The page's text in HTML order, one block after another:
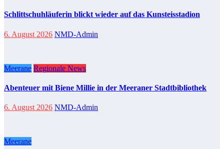
Schlittschuhläuferin blickt wieder auf das Kunsteisstadion
6. August 2026 NMD-Admin
Meerane Regionale News
Abenteuer mit Biene Millie in der Meeraner Stadtbibliothek
6. August 2026 NMD-Admin
Meerane